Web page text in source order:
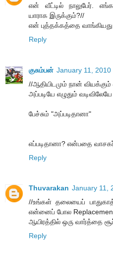
என் வீட்டில் நாலுபேர்.
யாராக இருக்கும்?//
என் புத்தக்கத்தை
Reply
குசும்பன் January 11, 2010
//ஆதியிடமும் நான்
அப்படியே எழுதும்
பேச்சும் "அப்படிதானா"
எப்படிதானா? என்பதை
Reply
Thuvarakan January 11,
//உங்கள் தலையைப்
என்னைப் போல
ஆயிரத்தில் ஒரு வார்த்தை
Reply